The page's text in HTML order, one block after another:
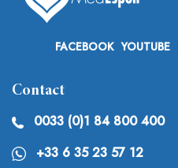
FACEBOOK YOUTUBE
Contact
0033 (0)1 84 800 400
+33 6 35 23 57 12